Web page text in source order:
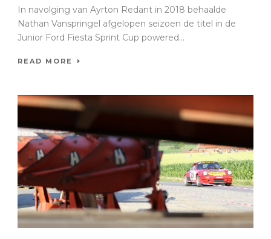
In navolging van Ayrton Redant in 2018 behaalde
Nathan Vanspringel afgelopen seizoen de titel in de
Junior Ford Fiesta Sprint Cup powered...
READ MORE